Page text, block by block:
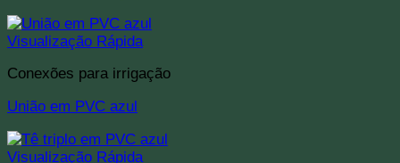
Visualização Rápida
Conexões para irrigação
União em PVC azul
Visualização Rápida